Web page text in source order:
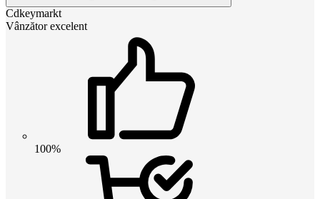
Cdkeymarkt
Vânzător excelent
100%